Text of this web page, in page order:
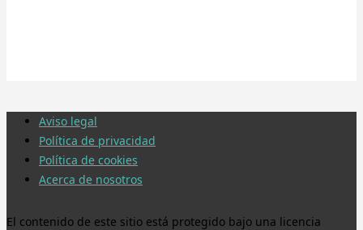
Aviso legal
Política de privacidad
Política de cookies
Acerca de nosotros
El contenido de este sitio está protegido bajo una licencia